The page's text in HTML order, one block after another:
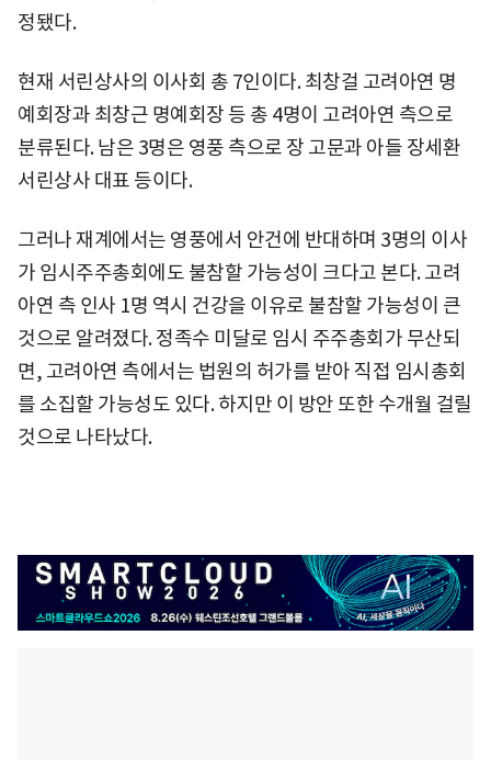
정됐다.
현재 서린상사의 이사회 총 7인이다. 최창걸 고려아연 명
예회장과 최창근 명예회장 등 총 4명이 고려아연 측으로
분류된다. 남은 3명은 영풍 측으로 장 고문과 아들 장세환
서린상사 대표 등이다.
그러나 재계에서는 영풍에서 안건에 반대하며 3명의 이사
가 임시주주총회에도 불참할 가능성이 크다고 본다. 고려
아연 측 인사 1명 역시 건강을 이유로 불참할 가능성이 큰
것으로 알려졌다. 정족수 미달로 임시 주주총회가 무산되
면, 고려아연 측에서는 법원의 허가를 받아 직접 임시총회
를 소집할 가능성도 있다. 하지만 이 방안 또한 수개월 걸릴
것으로 나타났다.